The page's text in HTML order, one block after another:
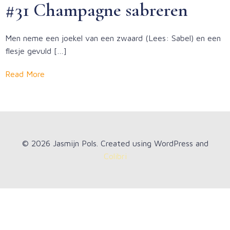
#31 Champagne sabreren
Men neme een joekel van een zwaard (Lees: Sabel) en een
flesje gevuld […]
Read More
© 2026 Jasmijn Pols. Created using WordPress and
Colibri